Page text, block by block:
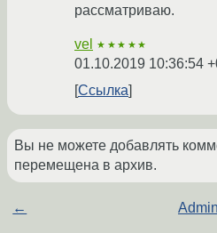
рассматриваю.
vel ★★★★★
01.10.2019 10:36:54
Ссылка
Вы не можете добавлять
перемещена в архив.
← Admin